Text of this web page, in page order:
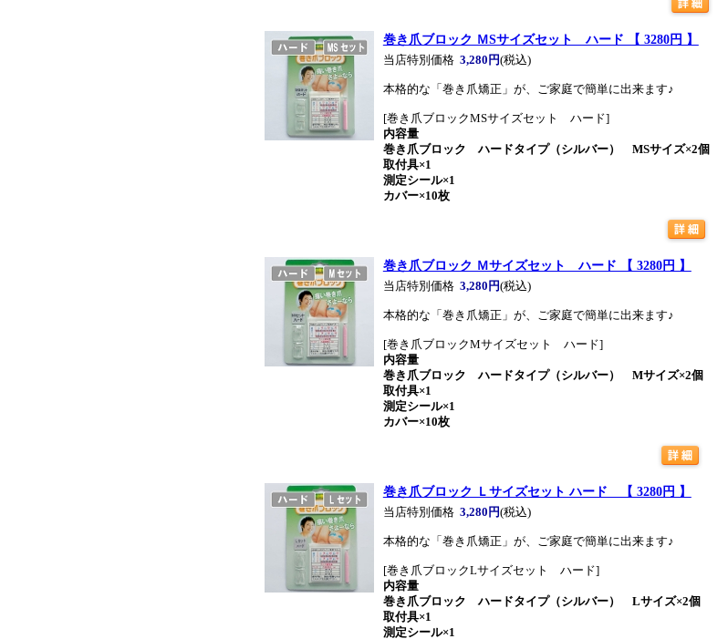
巻き爪ブロック ＭSサイズセット ハード 【 3280円 】
当店特別価格 3,280円(税込)
本格的な「巻き爪矯正」が、ご家庭で簡単に出来ます♪
[巻き爪ブロックMSサイズセット ハード]
内容量
巻き爪ブロック ハードタイプ（シルバー） MSサイズ×2個
取付具×1
測定シール×1
カバー×10枚
巻き爪ブロック Ｍサイズセット ハード 【 3280円 】
当店特別価格 3,280円(税込)
本格的な「巻き爪矯正」が、ご家庭で簡単に出来ます♪
[巻き爪ブロックMサイズセット ハード]
内容量
巻き爪ブロック ハードタイプ（シルバー） Mサイズ×2個
取付具×1
測定シール×1
カバー×10枚
巻き爪ブロック Ｌサイズセット ハード 【 3280円 】
当店特別価格 3,280円(税込)
本格的な「巻き爪矯正」が、ご家庭で簡単に出来ます♪
[巻き爪ブロックLサイズセット ハード]
内容量
巻き爪ブロック ハードタイプ（シルバー） Lサイズ×2個
取付具×1
測定シール×1